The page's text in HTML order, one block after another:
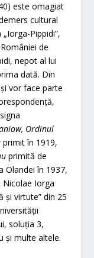
este omagiat
cultural
Pippidi”,
de
nepot al lui
dată. Din
vor face parte
Ordinul
în 1919,
primită de
Olandei în 1937,
Nicolae Iorga
și virtute” din 25
soluția 3,
și multe altele.